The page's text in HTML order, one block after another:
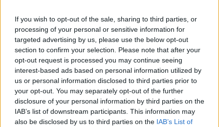
If you wish to opt-out of the sale, sharing to third parties, or
processing of your personal or sensitive information for
targeted advertising by us, please use the below opt-out
section to confirm your selection. Please note that after your
opt-out request is processed you may continue seeing
interest-based ads based on personal information utilized by
us or personal information disclosed to third parties prior to
your opt-out. You may separately opt-out of the further
disclosure of your personal information by third parties on the
IAB’s list of downstream participants. This information may
also be disclosed by us to third parties on the IAB’s List of
tesznek: lapátolnak, söpörnek, és a fák töve alól is eltűnik a
hó és az avar. Pedig a természet logikája
FN Falusi Norbert 2026. 01. 09.